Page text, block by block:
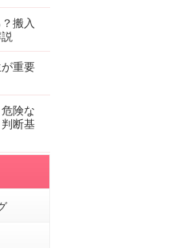
搬入
重要
険な
断基